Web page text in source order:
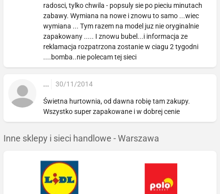
radosci, tylko chwila - popsuly sie po pieciu minutach
zabawy. Wymiana na nowe i znowu to samo ...wiec
wymiana ... Tym razem na model juz nie oryginalnie
zapakowany ..... I znowu bubel...i informacja ze
reklamacja rozpatrzona zostanie w ciagu 2 tygodni
....bomba..nie polecam tej sieci
... 30/11/2014
Świetna hurtownia, od dawna robię tam zakupy.
Wszystko super zapakowane i w dobrej cenie
Inne sklepy i sieci handlowe - Warszawa